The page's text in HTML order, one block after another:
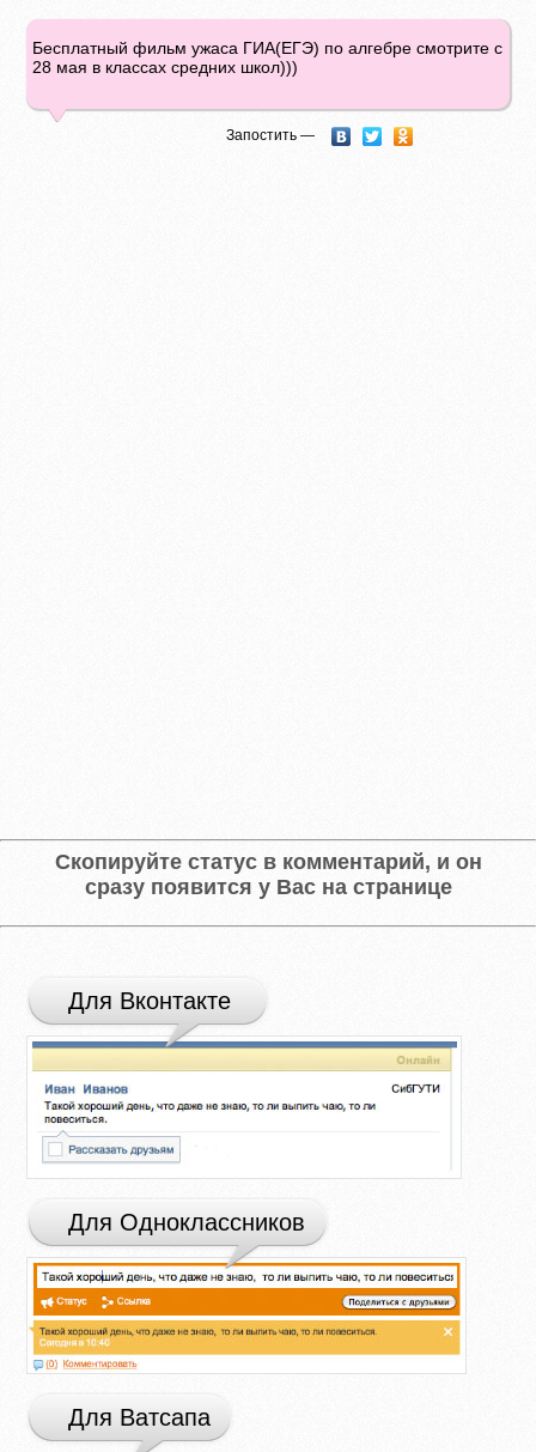
Бесплатный фильм ужаса ГИА(ЕГЭ) по алгебре смотрите с
28 мая в классах средних школ)))
Запостить —
Скопируйте статус в комментарий, и он
сразу появится у Вас на странице
Для Вконтакте
Для Одноклассников
Для Ватсапа